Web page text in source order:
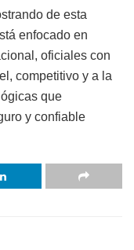
de esta
enfocado en
oficiales con
competitivo y a la
que
y confiable